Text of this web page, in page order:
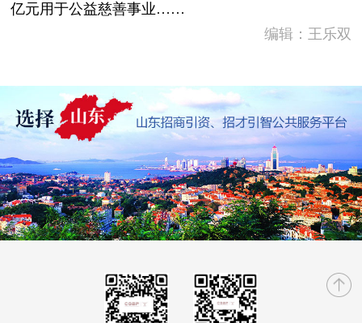
亿元用于公益慈善事业……
编辑：王乐双